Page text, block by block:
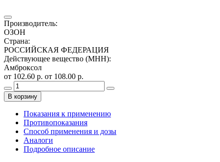
Производитель:
ОЗОН
Страна:
РОССИЙСКАЯ ФЕДЕРАЦИЯ
Действующее вещество (МНН):
Амброксол
от 102.60 р. от 108.00 р.
В корзину
Показания к применению
Противопоказания
Способ применения и дозы
Аналоги
Подробное описание